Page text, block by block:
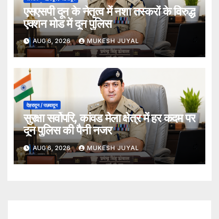
एसएसपी दून के नेतृत्व में नशा तस्करों के विरुद्ध
एक्शन मोड में दून पुलिस
AUG 6, 2026 MUKESH JUYAL
देहरादून / पछवादून
सुरक्षा सर्वोपरि, कांवड मेला क्षेत्र में हर कदम पर
दून पुलिस की पैनी नजर
AUG 6, 2026 MUKESH JUYAL